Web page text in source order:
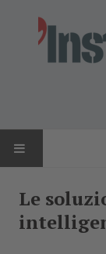
NEWS
Le